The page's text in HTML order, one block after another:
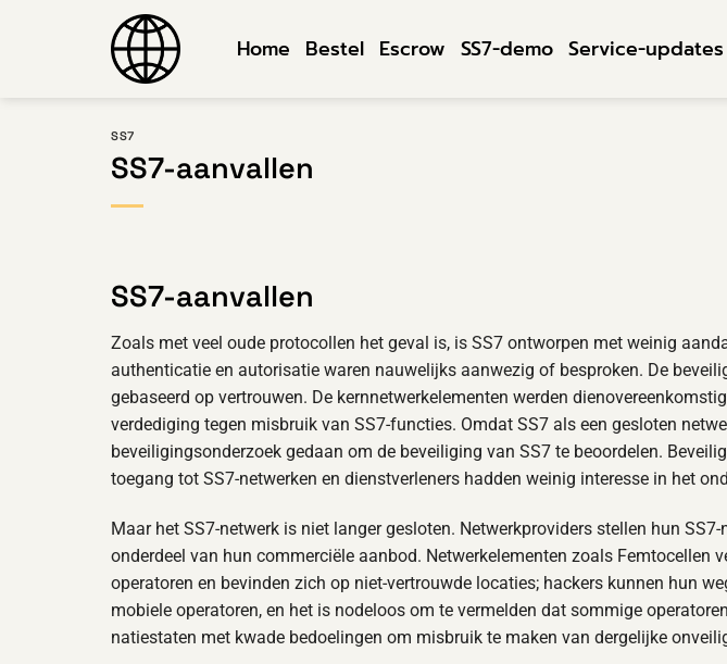
Home Bestel Escrow SS7-demo Service-updates
SS7
SS7-aanvallen
SS7-aanvallen
Zoals met veel oude protocollen het geval is, is SS7 ontworpen met weinig
authenticatie en autorisatie waren nauwelijks aanwezig of besproken. De
gebaseerd op vertrouwen. De kernnetwerkelementen werden
verdediging tegen misbruik van SS7-functies. Omdat SS7 als een gesloten
beveiligingsonderzoek gedaan om de beveiliging van SS7 te beoordelen.
toegang tot SS7-netwerken en dienstverleners hadden weinig interesse in het
Maar het SS7-netwerk is niet langer gesloten. Netwerkproviders stellen hun
onderdeel van hun commerciële aanbod. Netwerkelementen zoals Femtocellen
operatoren en bevinden zich op niet-vertrouwde locaties; hackers kunnen hun
mobiele operatoren, en het is nodeloos om te vermelden dat sommige
natiestaten met kwade bedoelingen om misbruik te maken van dergelijke